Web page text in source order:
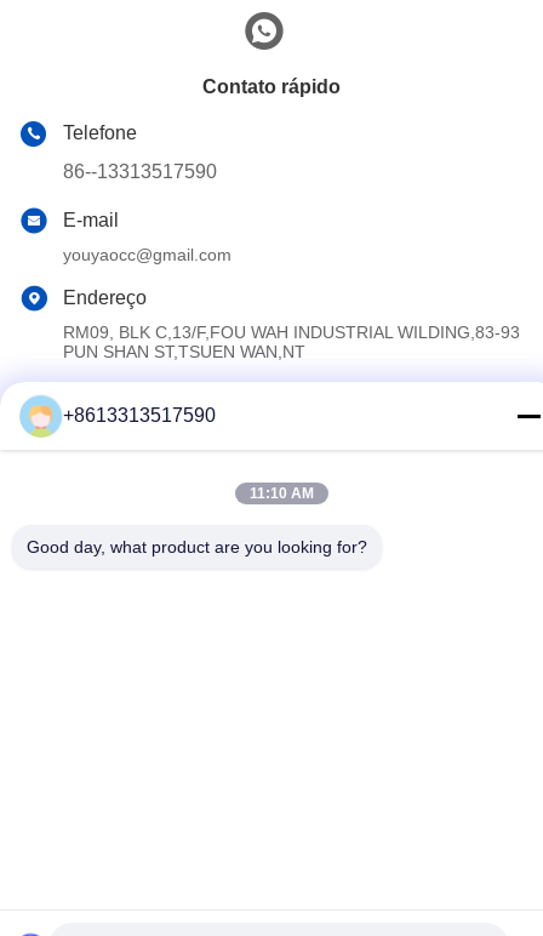
Contato rápido
Telefone
86--13313517590
E-mail
youyaocc@gmail.com
Endereço
RM09, BLK C,13/F,FOU WAH INDUSTRIAL WILDING,83-93
PUN SHAN ST,TSUEN WAN,NT
Fornecedor. Copyright © 2024-2026 GIVE LIFE TIME LIMITED
+8613313517590
11:10 AM
Good day, what product are you looking for?